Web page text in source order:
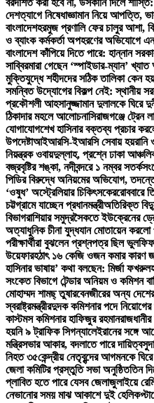
বরদাশত করা হবে না, উসকানি দিলে শাস্তি:
দেশত্যাগে নিষেধাজ্ঞামান নিয়ে আপত্তি,
বাংলাদেশহরমুজ প্রণালি ফের চালুর আশা,
ও ব্যাংক কর্মকর্তা অপহরণের অভিযোগে
বাংলাদেশ কাঁপিয়ে দিতে পারে: হান্নান
সাব্বিরমারা গেছেন ‘স্পাইডার-ম্যান’ খ্যাত
মুক্তিযুদ্ধে শহীদদের সঠিক তালিকা কেন
সমন্বিত উদ্যোগের বিকল্প নেই: স্থানীয়
প্রকৌশলী আহসানুজ্জামান দুলালকে ঘিরে
ঠিকাদার মহলে আলোচনাসিরাজগঞ্জে ট্রেন
যোগাযোগশেখ হাসিনার বক্তব্য প্রচার
উপদেষ্টাআইআরসি-ইআরসি সেবায়
নিয়ন্ত্রক ওবায়দুল্লাহ, প্রশ্নে ঢাকা
বজ্রবৃষ্টির শঙ্কা, নদীবন্দরে ১ নম্বর
পিডির বিরুদ্ধে অনিয়মের অভিযোগ,
‘ওষুধ’ অস্ট্রেলিয়ার চিকিৎসকেররোববারে
চট্টগ্রামে যাচ্ছেন প্রধানমন্ত্রীঅতিরিক্ত
বিভাগরাশিয়ার সমুদ্রসৈকতে ইউক্রেনের
অত্যাধুনিক চীনা যুদ্ধযান মোতায়েন করলো
পরীক্ষার্থীরা বুঝলেন প্রশ্নপত্র ছিল ভুল
উয়েফারহঠাৎ ১৬ কেজি ওজন কমার কারণ
হাসিনার ভাষায়’ কথা বলছেন: মির্জা ফখরুল
সংকেত বিভাগে টেন্ডার অনিয়ম ও কমিশন
মোহাম্মদ শামছ্ তুষারবেনজীরের অন্য
স্বরাষ্ট্রমন্ত্রীরদুদক কমিশনার পদে
কাস্টমস কমিশনার হাফিজুর রহমান
হয়নি ৯ ট্রাফিক সিগন্যালেইরানের সঙ্গে
মন্ত্রিসভার আকার, বদলাতে পারে দায়িত্ব
নিহত ৩৫কেন্দ্রীয় নেতৃবৃন্দের আগমনকে
জেলা কমিটির প্রস্তুতি সভা অনুষ্ঠিততিন
প্লাবিত হতে পারে যেসব জেলাজুলাইয়ে
নেভানোর সময় মাঝ আকাশে দুই